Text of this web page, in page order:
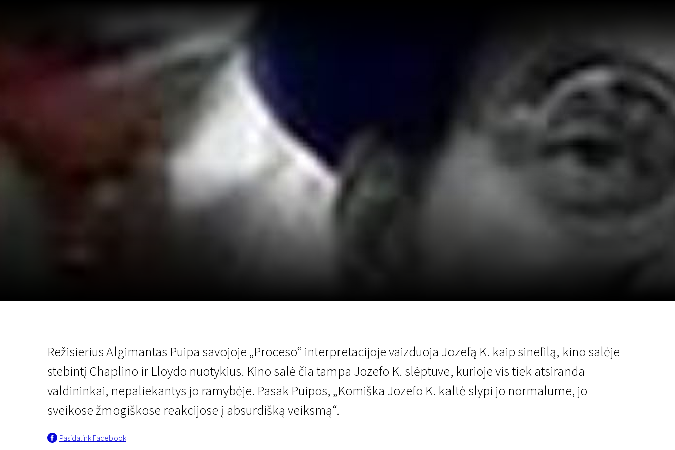
Režisierius Algimantas Puipa savojoje „Proceso“ interpretacijoje vaizduoja Jozefą K. kaip sinefilą, kino salėje
stebintį Chaplino ir Lloydo nuotykius. Kino salė čia tampa Jozefo K. slėptuve, kurioje vis tiek atsiranda
valdininkai, nepaliekantys jo ramybėje. Pasak Puipos, „Komiška Jozefo K. kaltė slypi jo normalume, jo
sveikose žmogiškose reakcijose į absurdišką veiksmą“.
Pasidalink Facebook